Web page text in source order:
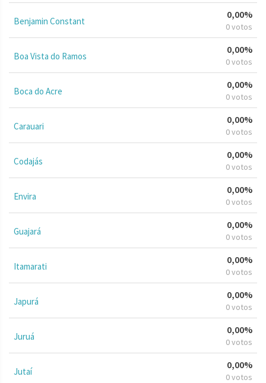
Benjamin Constant
0,00%
0 votos
Boa Vista do Ramos
0,00%
0 votos
Boca do Acre
0,00%
0 votos
Carauari
0,00%
0 votos
Codajás
0,00%
0 votos
Envira
0,00%
0 votos
Guajará
0,00%
0 votos
Itamarati
0,00%
0 votos
Japurá
0,00%
0 votos
Juruá
0,00%
0 votos
Jutaí
0,00%
0 votos